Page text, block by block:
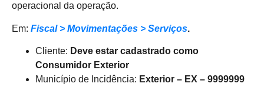
operacional da operação.
Em: Fiscal > Movimentações > Serviços.
Cliente: Deve estar cadastrado como
Consumidor Exterior
Município de Incidência: Exterior – EX – 9999999